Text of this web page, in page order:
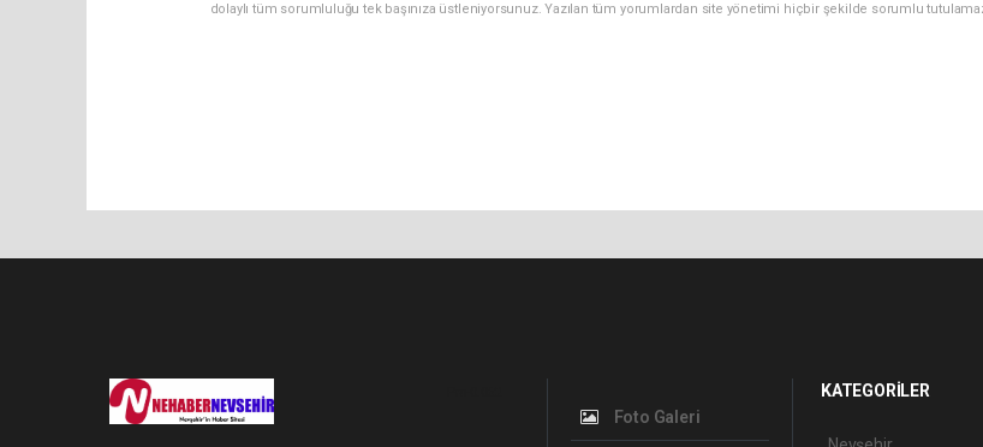
dolaylı tüm sorumluluğu tek başınıza üstleniyorsunuz. Yazılan tüm yorumlardan site yönetimi hiçbir şekilde sorumlu
Foto Galeri
KATEGORİLER